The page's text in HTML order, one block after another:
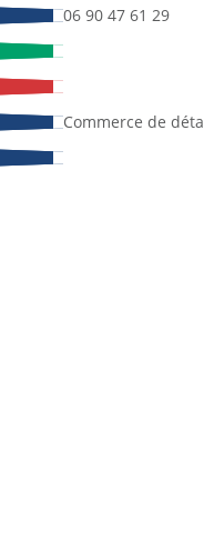
06 90 47 61 29
Commerce de